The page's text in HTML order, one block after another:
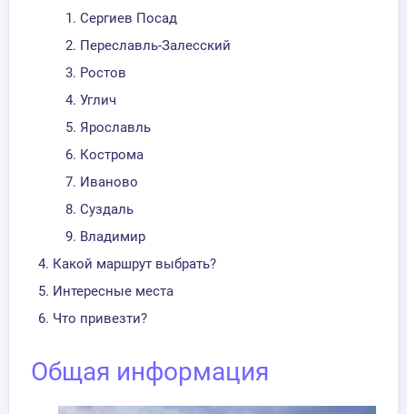
Сергиев Посад
Переславль-Залесский
Ростов
Углич
Ярославль
Кострома
Иваново
Суздаль
Владимир
Какой маршрут выбрать?
Интересные места
Что привезти?
Общая информация